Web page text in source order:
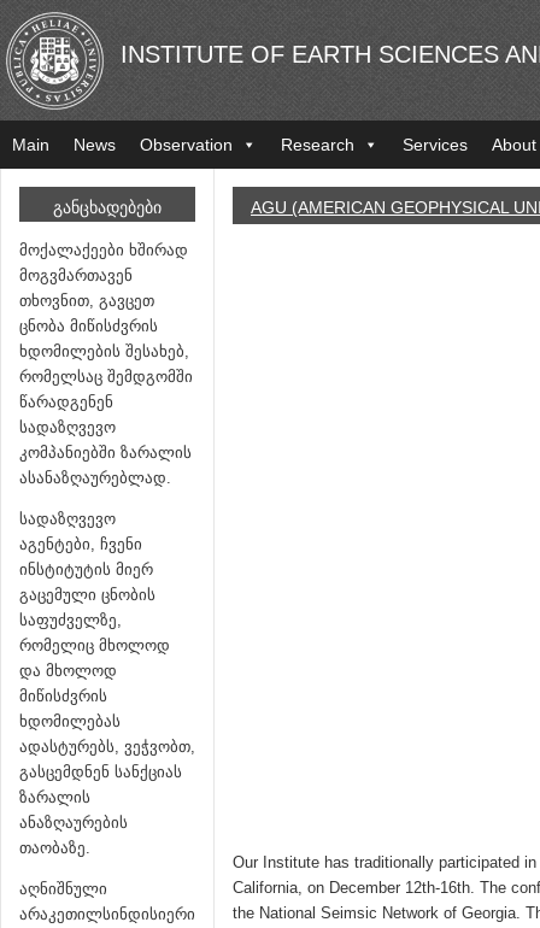
INSTITUTE OF EARTH SCIENCES
Main News Observation Research Services About
ᲒᲐᲜᲪᲮᲐᲓᲔᲑᲔᲑᲘ
მოქალაქეები ხშირად
მოგვმართავენ
თხოვნით, გავცეთ
ცნობა მიწისძვრის
ხდომილების შესახებ,
რომელსაც შემდგომში
წარადგენენ
სადაზღვევო
კომპანიებში ზარალის
ასანაზღაურებლად.
სადაზღვევო
აგენტები, ჩვენი
ინსტიტუტის მიერ
გაცემული ცნობის
საფუძველზე,
რომელიც მხოლოდ
და მხოლოდ
მიწისძვრის
ხდომილებას
ადასტურებს, ვეჭვობთ,
გასცემდნენ სანქციას
ზარალის
ანაზღაურების
თაობაზე.
აღნიშნული
არაკეთილსინდისიერი
AGU (AMERICAN GEOPHYSICAL
Our Institute has traditionally participated
California, on December 12th-16th. The
the National Seimsic Network of Georgia.